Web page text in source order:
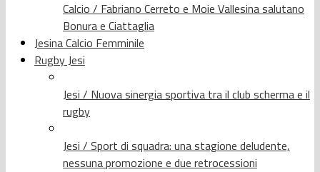
Calcio / Fabriano Cerreto e Moie Vallesina salutano
Bonura e Ciattaglia
Jesina Calcio Femminile
Rugby Jesi
Jesi / Nuova sinergia sportiva tra il club scherma e il
rugby
Jesi / Sport di squadra: una stagione deludente,
nessuna promozione e due retrocessioni